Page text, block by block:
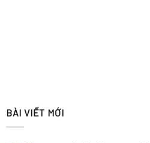
BÀI VIẾT MỚI